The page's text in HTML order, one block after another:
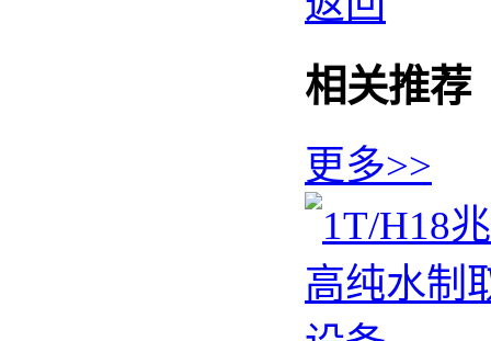
相关推荐
更多>>